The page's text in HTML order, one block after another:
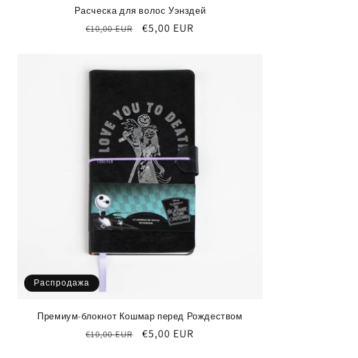
Расческа для волос Уэнздей
Обычная
€10,00 EUR
Цена
€5,00 EUR
Распродажа
Премиум-блокнот Кошмар перед Рождеством
Обычная
€10,00 EUR
Цена
€5,00 EUR